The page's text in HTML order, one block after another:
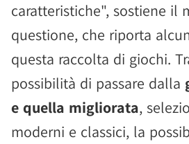
caratteristiche", sostiene il
questione, che riporta
questa raccolta di giochi.
possibilità di passare dalla
e quella migliorata,
moderni e classici, la